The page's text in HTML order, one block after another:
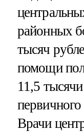
районных
тысяч
помощи
11,5
Врачи